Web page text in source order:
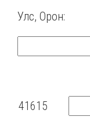
Улс, Орон: